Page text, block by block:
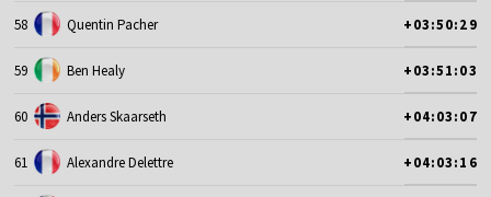
58 Quentin Pacher +03:50:29
59 Ben Healy +03:51:03
60 Anders Skaarseth +04:03:07
61 Alexandre Delettre +04:03:16